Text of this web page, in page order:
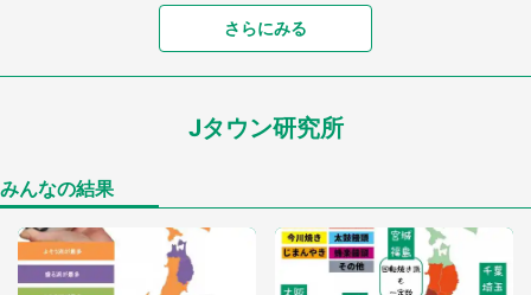
あまりにも四角すぎる猫、激写される 「これもう
家に〝デカい蛾〟が居座り続けて3日間...ビビり続
「○○がない街に住んでいます」住人の呟きに30万
人驚がく 何が存在しないか、あなたはわかる？
さらにみる
Jタウン研究所
みんなの結果